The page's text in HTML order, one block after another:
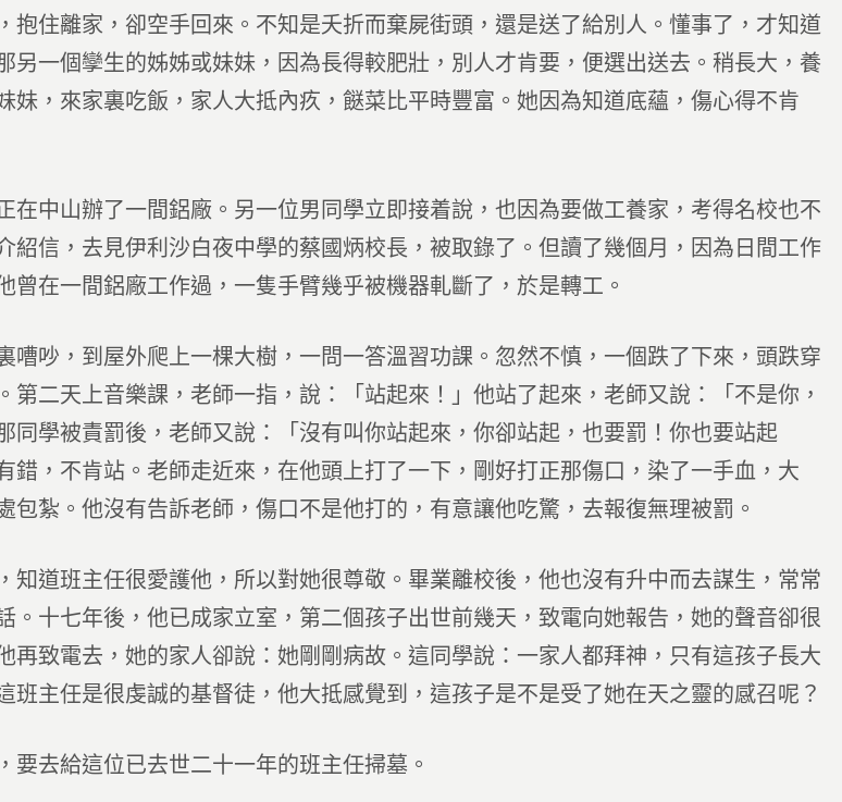
抱住離家，卻空手回來。不知是夭折而棄屍街頭，還是送了給別人。懂事了，才知道
另一個孿生的姊姊或妹妹，因為長得較肥壯，別人才肯要，便選出送去。稍長大，養
妹，來家裏吃飯，家人大抵內疚，餸菜比平時豐富。她因為知道底蘊，傷心得不肯
在中山辦了一間鋁廠。另一位男同學立即接着說，也因為要做工養家，考得名校也不
紹信，去見伊利沙白夜中學的蔡國炳校長，被取錄了。但讀了幾個月，因為日間工作
曾在一間鋁廠工作過，一隻手臂幾乎被機器軋斷了，於是轉工。
嘈吵，到屋外爬上一棵大樹，一問一答溫習功課。忽然不慎，一個跌了下來，頭跌穿
第二天上音樂課，老師一指，說：「站起來！」他站了起來，老師又說：「不是你，
同學被責罰後，老師又說：「沒有叫你站起來，你卻站起，也要罰！你也要站起
錯，不肯站。老師走近來，在他頭上打了一下，剛好打正那傷口，染了一手血，大
包紮。他沒有告訴老師，傷口不是他打的，有意讓他吃驚，去報復無理被罰。
知道班主任很愛護他，所以對她很尊敬。畢業離校後，他也沒有升中而去謀生，常常
。十七年後，他已成家立室，第二個孩子出世前幾天，致電向她報告，她的聲音卻很
再致電去，她的家人卻說：她剛剛病故。這同學說：一家人都拜神，只有這孩子長大
班主任是很虔誠的基督徒，他大抵感覺到，這孩子是不是受了她在天之靈的感召呢？
要去給這位已去世二十一年的班主任掃墓。